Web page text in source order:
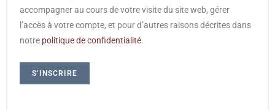
accompagner au cours de votre visite du site web, gérer
l’accès à votre compte, et pour d’autres raisons décrites dans
notre politique de confidentialité.
S’INSCRIRE